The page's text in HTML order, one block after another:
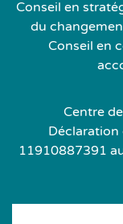
Conseil en
du
Conseil en
Centre
Déclaration
11910887391